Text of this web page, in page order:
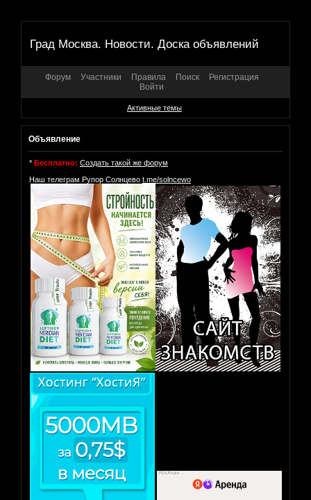
Град Москва. Новости. Доска объявлений
Форум Участники Правила Поиск
Регистрация
Войти
Активные темы
Объявление
* Бесплатно: Создать такой же форум
Наш телеграм Рупор Солнцево t.me/solncewo